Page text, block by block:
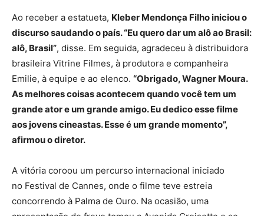
Ao receber a estatueta, Kleber Mendonça Filho iniciou o
discurso saudando o país. “Eu quero dar um alô ao Brasil:
alô, Brasil”, disse. Em seguida, agradeceu à distribuidora
brasileira Vitrine Filmes, à produtora e companheira
Emilie, à equipe e ao elenco. “Obrigado, Wagner Moura.
As melhores coisas acontecem quando você tem um
grande ator e um grande amigo. Eu dedico esse filme
aos jovens cineastas. Esse é um grande momento”,
afirmou o diretor.
A vitória coroou um percurso internacional iniciado
no Festival de Cannes, onde o filme teve estreia
concorrendo à Palma de Ouro. Na ocasião, uma